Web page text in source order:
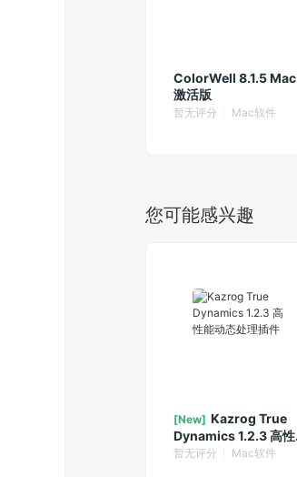
ColorWell 8.1.5 Mac
激活版
暂无评分 Mac软件
您可能感兴趣
[New] Kazrog True
Dynamics 1.2.3 高性
能动态处理插件
暂无评分 Mac软件